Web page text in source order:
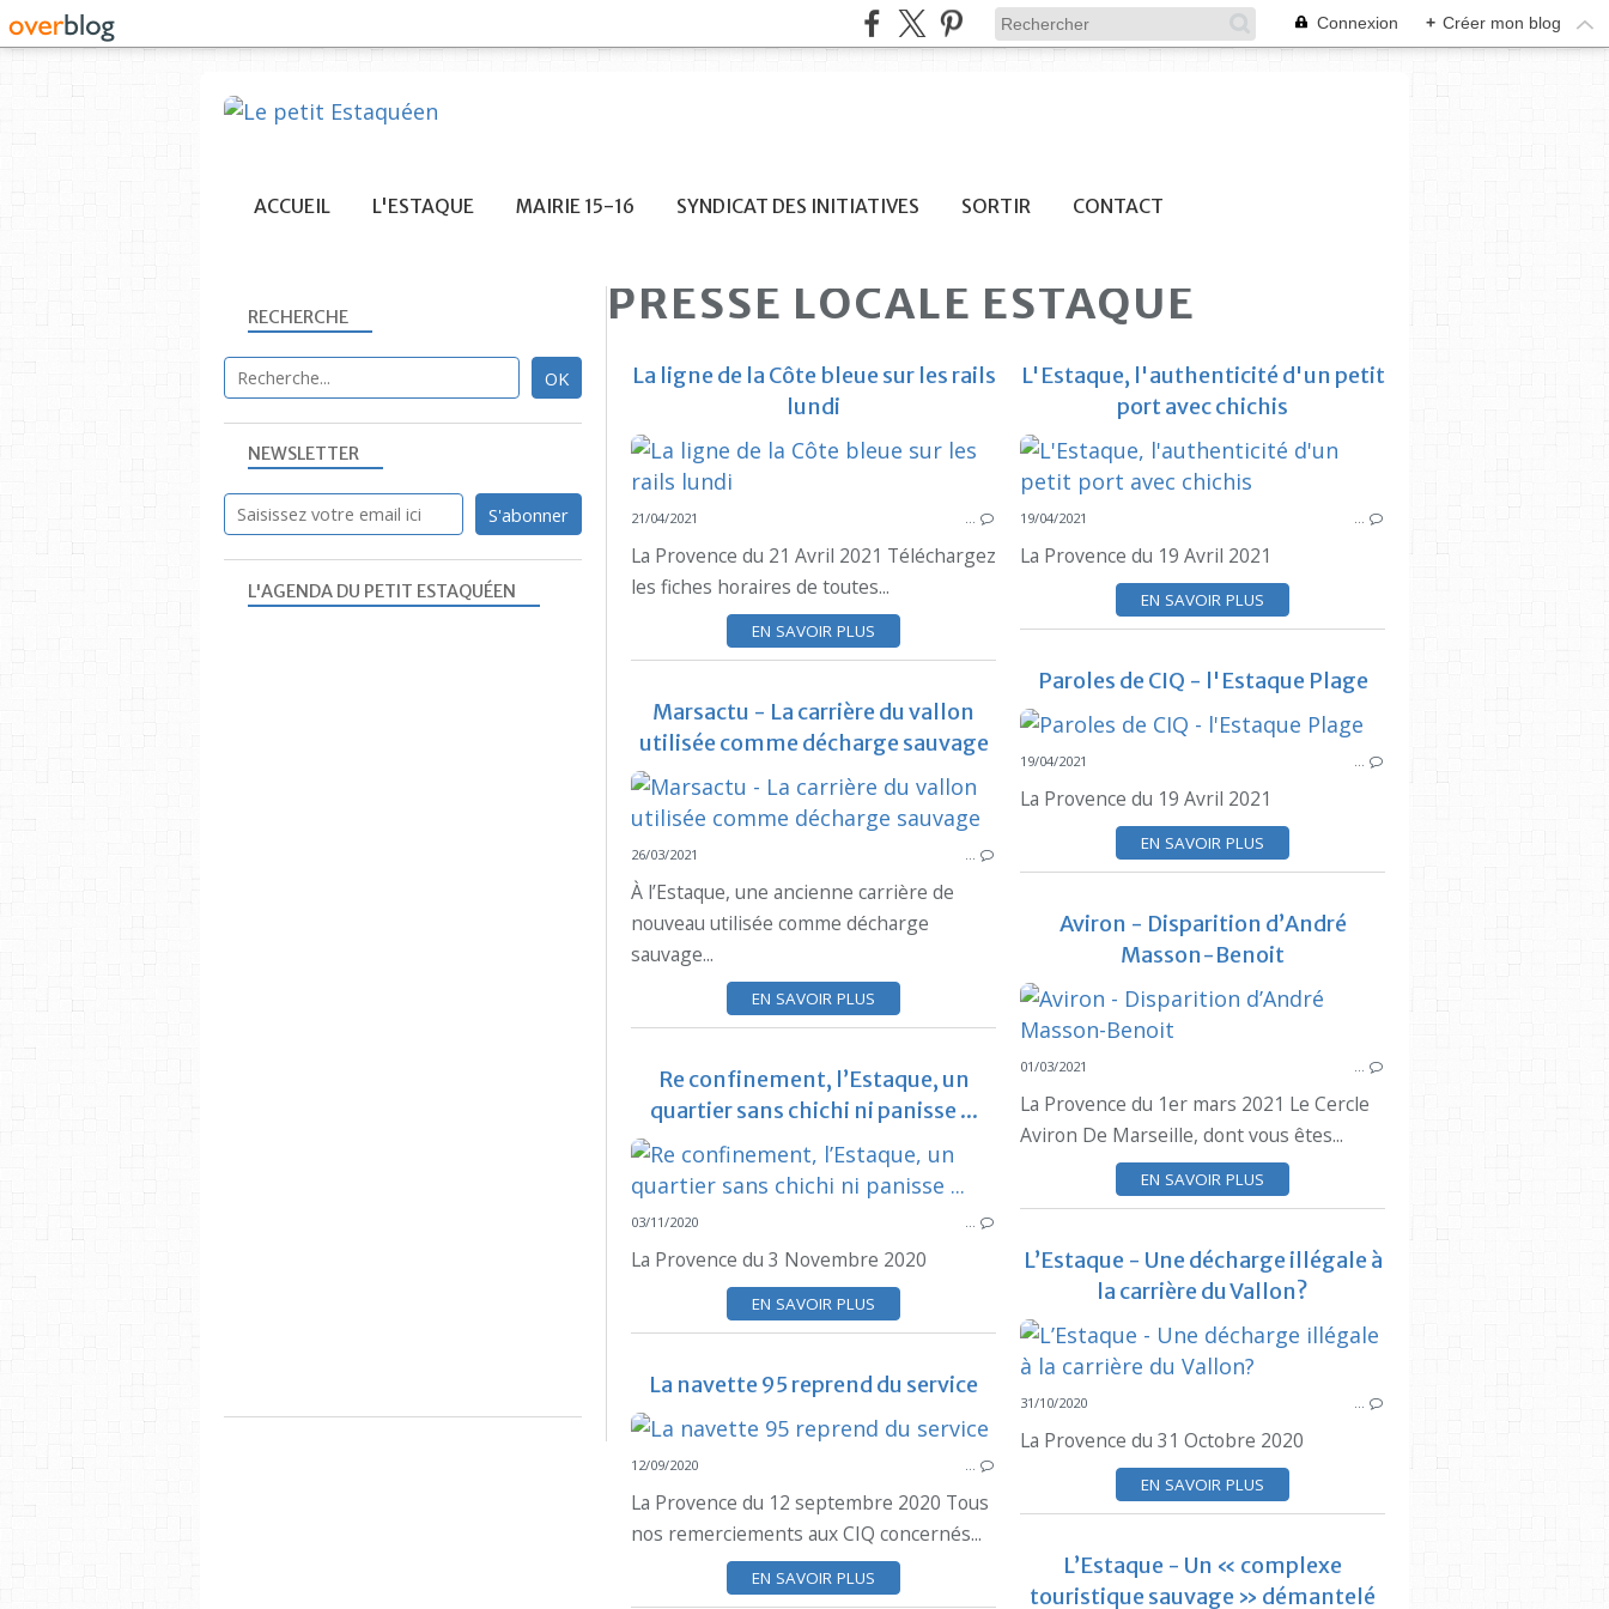
Connexion + Créer mon blog
ACCUEIL L'ESTAQUE MAIRIE 15-16 SYNDICAT DES INITIATIVES SORTIR CONTACT
PRESSE LOCALE ESTAQUE
La ligne de la Côte bleue sur les rails
lundi
ESTAQUE
TRANSPORT
LIGNE
CÔTE BLEUE
LA PROVENCE
21/04/2021 …
La Provence du 21 Avril 2021 Téléchargez
les fiches horaires de toutes...
EN SAVOIR PLUS
L'Estaque, l'authenticité d'un petit
port avec chichis
19/04/2021 …
La Provence du 19 Avril 2021
EN SAVOIR PLUS
Paroles de CIQ - l'Estaque Plage
19/04/2021 …
La Provence du 19 Avril 2021
EN SAVOIR PLUS
Marsactu - La carrière du vallon
utilisée comme décharge sauvage
PRESSE LOCALE ESTAQUE
BASSIN DE SÉON
MARSACTU
26/03/2021 …
À l’Estaque, une ancienne carrière de
nouveau utilisée comme décharge
sauvage...
EN SAVOIR PLUS
Aviron - Disparition d’André
Masson-Benoit
ANDRE
01/03/2021 …
La Provence du 1er mars 2021 Le Cercle
Aviron De Marseille, dont vous êtes...
EN SAVOIR PLUS
Re confinement, l’Estaque, un
quartier sans chichi ni panisse ...
LA PROVENCE
PRESSE LOCALE ESTAQUE
03/11/2020 …
La Provence du 3 Novembre 2020
EN SAVOIR PLUS
L’Estaque - Une décharge illégale à
la carrière du Vallon?
PRESSE
31/10/2020 …
La Provence du 31 Octobre 2020
EN SAVOIR PLUS
La navette 95 reprend du service
NAVETTE 95
CIQ
PRESSE LOCALE ESTAQUE
12/09/2020 …
La Provence du 12 septembre 2020 Tous
nos remerciements aux CIQ concernés...
EN SAVOIR PLUS
L’Estaque - Un « complexe
touristique sauvage » démantelé
NEWSLETTER
RECHERCHE
L'AGENDA DU PETIT ESTAQUÉEN